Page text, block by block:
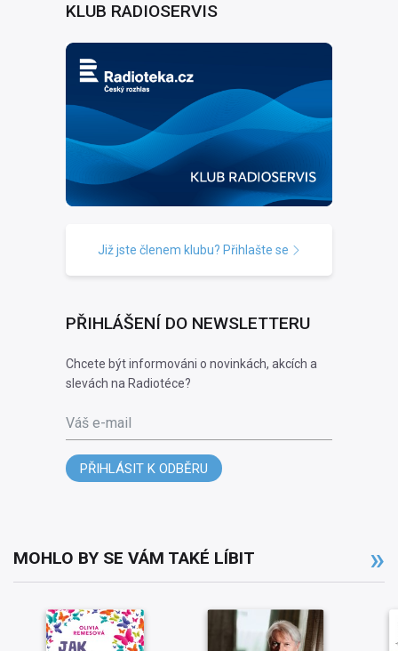
KLUB RADIOSERVIS
Již jste členem klubu? Přihlašte se
PŘIHLÁŠENÍ DO NEWSLETTERU
Chcete být informováni o novinkách, akcích a
slevách na Radiotéce?
Váš e-mail
PŘIHLÁSIT K ODBĚRU
MOHLO BY SE VÁM TAKÉ LÍBIT